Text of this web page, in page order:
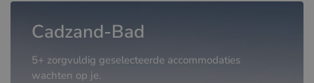
Cadzand-Bad
5+ zorgvuldig geselecteerde accommodaties
wachten op je.